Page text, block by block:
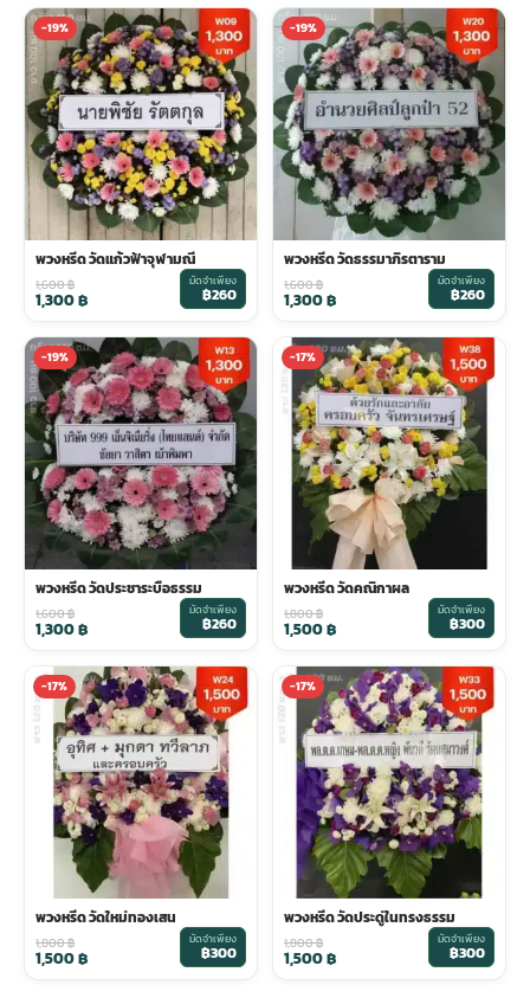
-19%
พวงหรีด วัดแก้วฟ้าจุฬามณี
1,600฿
1,300฿
มัดจำเพียง
฿260
-19%
พวงหรีด วัดธรรมาภิรตาราม
1,600฿
1,300฿
มัดจำเพียง
฿260
-19%
พวงหรีด วัดประชาระบือธรรม
1,600฿
1,300฿
มัดจำเพียง
฿260
-17%
พวงหรีด วัดคณิกาผล
1,800฿
1,500฿
มัดจำเพียง
฿300
-17%
พวงหรีด วัดใหม่ทองเสน
1,800฿
1,500฿
มัดจำเพียง
฿300
-17%
พวงหรีด วัดประดู่ในทรงธรรม
1,800฿
1,500฿
มัดจำเพียง
฿300